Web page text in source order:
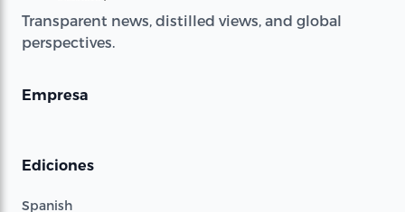
Transparent news, distilled views, and global
perspectives.
Empresa
Ediciones
Spanish